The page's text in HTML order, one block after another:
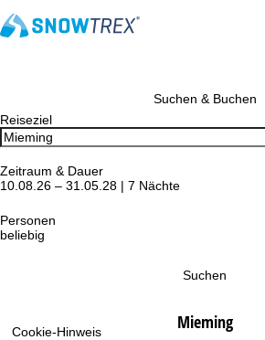
Cookie-Hinweis
Suchen & Buchen
Reiseziel
Zeitraum & Dauer
10.08.26 – 31.05.28 | 7 Nächte
Personen
beliebig
Suchen
Mieming